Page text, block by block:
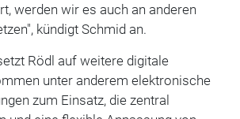
werden wir es auch an anderen
kündigt Schmid an.
Rödl auf weitere digitale
unter anderem elektronische
zum Einsatz, die zentral